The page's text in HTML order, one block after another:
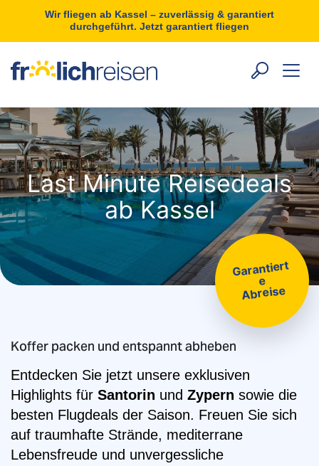
Wir fliegen ab Kassel – zuverlässig & garantiert
durchgeführt. Jetzt garantiert fliegen
Last Minute Reisedeals
ab Kassel
Garantiert
e
Abreise
Koffer packen und entspannt abheben
Entdecken Sie jetzt unsere exklusiven
Highlights für Santorin und Zypern sowie die
besten Flugdeals der Saison. Freuen Sie sich
auf traumhafte Strände, mediterrane
Lebensfreude und unvergessliche